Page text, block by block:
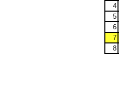
4
5
6
7
8